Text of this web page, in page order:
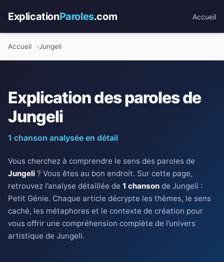
ExplicationParoles.com Accueil
Accueil Jungeli
Explication des paroles de
Jungeli
1 chanson analysée en détail
Vous cherchez à comprendre le sens des paroles de
Jungeli ? Vous êtes au bon endroit. Sur cette page,
retrouvez l’analyse détaillée de 1 chanson de Jungeli :
Petit Génie. Chaque article décrypte les thèmes, le sens
caché, les métaphores et le contexte de création pour
vous offrir une compréhension complète de l’univers
artistique de Jungeli.